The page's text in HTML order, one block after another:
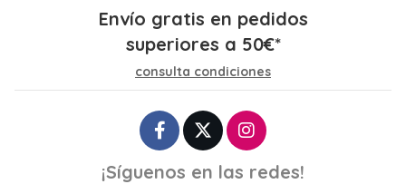
Envío gratis en pedidos
superiores a 50€*
consulta condiciones
¡Síguenos en las redes!